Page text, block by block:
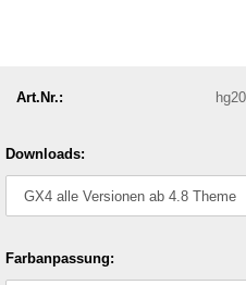
Art.Nr.:
Downloads:
Farbanpassung: